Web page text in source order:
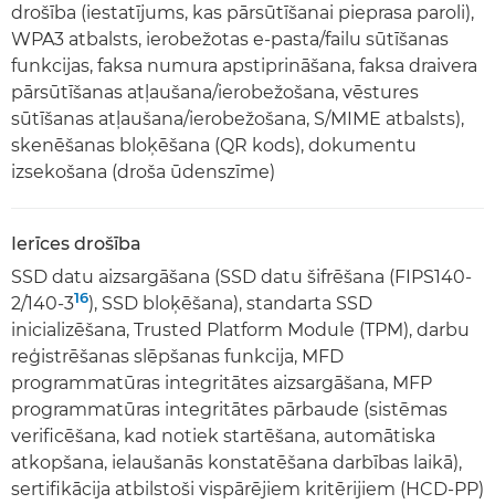
drošība (iestatījums, kas pārsūtīšanai pieprasa paroli),
WPA3 atbalsts, ierobežotas e-pasta/failu sūtīšanas
funkcijas, faksa numura apstiprināšana, faksa draivera
pārsūtīšanas atļaušana/ierobežošana, vēstures
sūtīšanas atļaušana/ierobežošana, S/MIME atbalsts),
skenēšanas bloķēšana (QR kods), dokumentu
izsekošana (droša ūdenszīme)
Ierīces drošība
SSD datu aizsargāšana (SSD datu šifrēšana (FIPS140-
2/140-316), SSD bloķēšana), standarta SSD
inicializēšana, Trusted Platform Module (TPM), darbu
reģistrēšanas slēpšanas funkcija, MFD
programmatūras integritātes aizsargāšana, MFP
programmatūras integritātes pārbaude (sistēmas
verificēšana, kad notiek startēšana, automātiska
atkopšana, ielaušanās konstatēšana darbības laikā),
sertifikācija atbilstoši vispārējiem kritērijiem (HCD-PP)